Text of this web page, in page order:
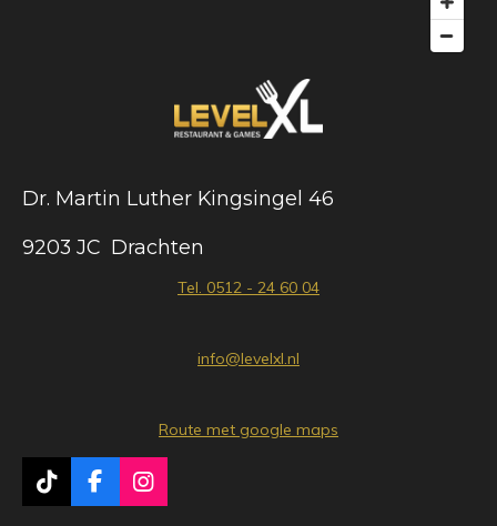
Dr. Martin Luther Kingsingel 46
9203 JC Drachten
Tel. 0512 - 24 60 04
info@levelxl.nl
Route met google maps
T
i
F
a
I
n